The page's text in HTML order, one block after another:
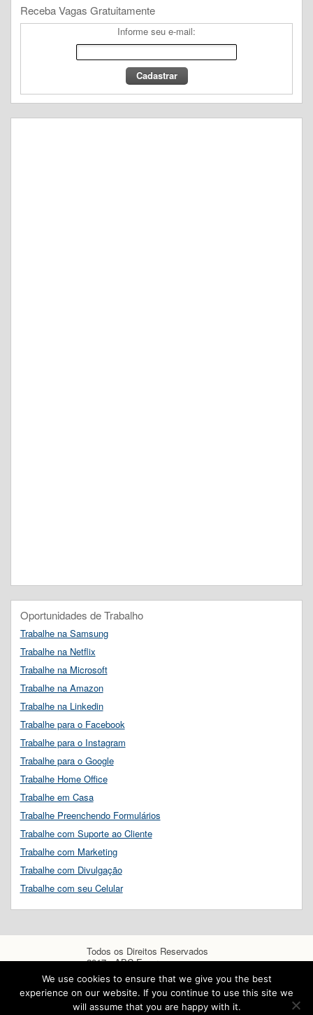
Receba Vagas Gratuitamente
Informe seu e-mail:
Oportunidades de Trabalho
Trabalhe na Samsung
Trabalhe na Netflix
Trabalhe na Microsoft
Trabalhe na Amazon
Trabalhe na Linkedin
Trabalhe para o Facebook
Trabalhe para o Instagram
Trabalhe para o Google
Trabalhe Home Office
Trabalhe em Casa
Trabalhe Preenchendo Formulários
Trabalhe com Suporte ao Cliente
Trabalhe com Marketing
Trabalhe com Divulgação
Trabalhe com seu Celular
Todos os Direitos Reservados
2017 - ABC Empregos
We use cookies to ensure that we give you the best
experience on our website. If you continue to use this site we
will assume that you are happy with it.